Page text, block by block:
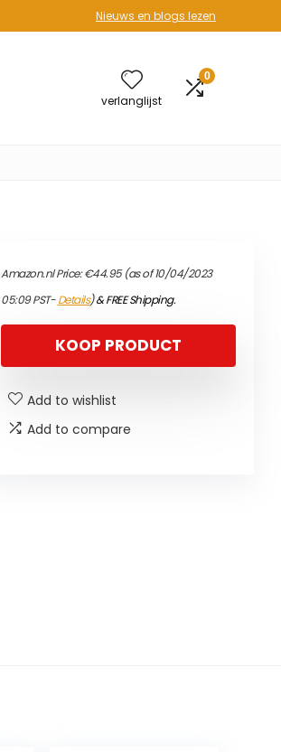
Nieuws en blogs lezen
verlanglijst
0
Amazon.nl Price:€44.95(as of 10/04/2023
05:09 PST-Details)&FREE Shipping.
KOOP PRODUCT
Add to wishlist
Add to compare